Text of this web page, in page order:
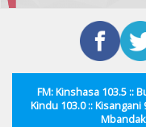
FM: Kinshasa 103.5 ::
Kindu 103.0 :: Kisangani